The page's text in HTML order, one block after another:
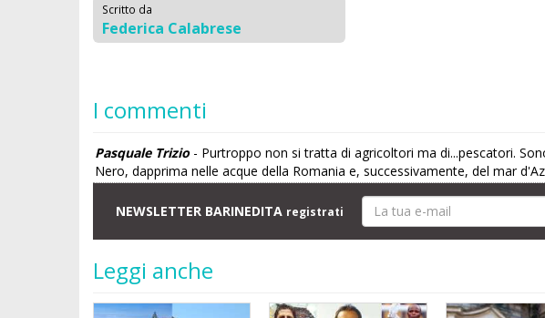
Scritto da
Federica Calabrese
I commenti
Pasquale Trizio- Purtroppo non si tratta di agricoltori ma di...pescatori.
Nero, dapprima nelle acque della Romania e, successivamente, del mar
NEWSLETTER BARINEDITA registrati
Leggi anche